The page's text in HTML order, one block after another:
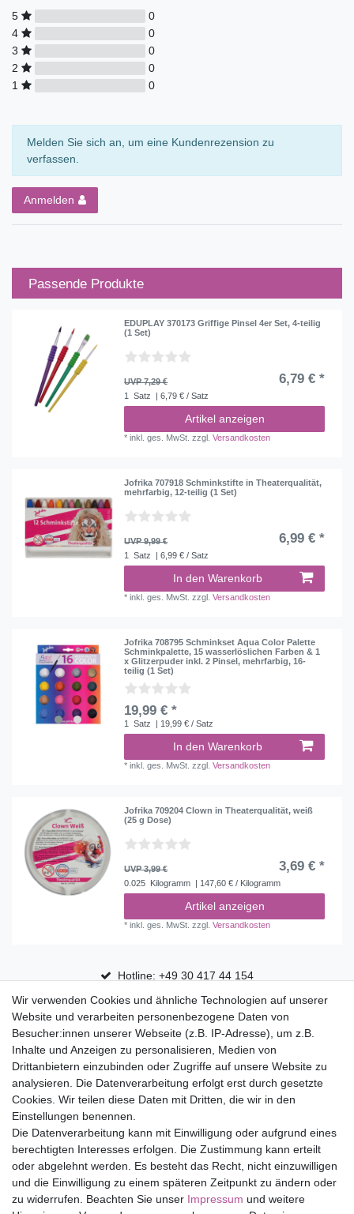
5
0
4
0
3
0
2
0
1
0
Melden Sie sich an, um eine Kundenrezension zu
verfassen.
Anmelden
Passende Produkte
EDUPLAY 370173 Griffige Pinsel 4er Set, 4-teilig
(1 Set)
UVP 7,29 € 6,79 € *
1 Satz | 6,79 € / Satz
Artikel anzeigen
*inkl. ges. MwSt. zzgl.Versandkosten
Jofrika 707918 Schminkstifte in Theaterqualität,
mehrfarbig, 12-teilig (1 Set)
UVP 9,99 € 6,99 € *
1 Satz | 6,99 € / Satz
In den Warenkorb
*inkl. ges. MwSt. zzgl.Versandkosten
Jofrika 708795 Schminkset Aqua Color Palette
Schminkpalette, 15 wasserlöslichen Farben & 1
x Glitzerpuder inkl. 2 Pinsel, mehrfarbig, 16-
teilig (1 Set)
19,99 € *
1 Satz | 19,99 € / Satz
In den Warenkorb
*inkl. ges. MwSt. zzgl.Versandkosten
Jofrika 709204 Clown in Theaterqualität, weiß
(25 g Dose)
UVP 3,99 € 3,69 € *
0.025 Kilogramm | 147,60 € / Kilogramm
Artikel anzeigen
*inkl. ges. MwSt. zzgl.Versandkosten
Hotline: +49 30 417 44 154
30 Tage Rückgaberecht
Versandfrei ab 75 € in Deutschland
Top Marken
Eduplay
Folia Bringmann
Shop
Mein Konto
Service
Wir verwenden Cookies und ähnliche Technologien auf unserer
Website und verarbeiten personenbezogene Daten von
Besucher:innen unserer Webseite (z.B. IP-Adresse), um z.B.
Inhalte und Anzeigen zu personalisieren, Medien von
Drittanbietern einzubinden oder Zugriffe auf unsere Website zu
analysieren. Die Datenverarbeitung erfolgt erst durch gesetzte
Cookies. Wir teilen diese Daten mit Dritten, die wir in den
Einstellungen benennen.
Die Datenverarbeitung kann mit Einwilligung oder aufgrund eines
berechtigten Interesses erfolgen. Die Zustimmung kann erteilt
oder abgelehnt werden. Es besteht das Recht, nicht einzuwilligen
und die Einwilligung zu einem späteren Zeitpunkt zu ändern oder
zu widerrufen. Beachten Sie unser Impressum und weitere